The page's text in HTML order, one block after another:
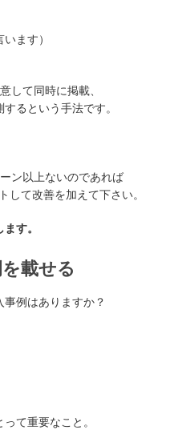
ます）
して同時に掲載、
るという手法です。
ン以上ないのであれば
て改善を加えて下さい。
す。
載せる
例はありますか？
て重要なこと。